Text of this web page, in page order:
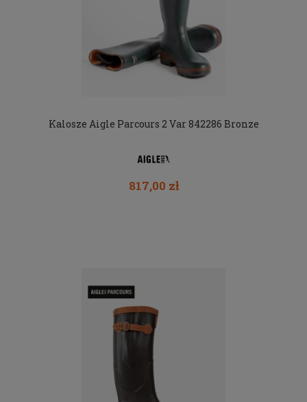
Kalosze Aigle Parcours 2 Var 842286 Bronze
817,00 zł